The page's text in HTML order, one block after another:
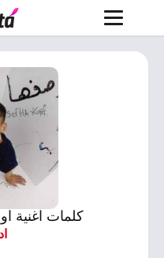
كلمات اغنية